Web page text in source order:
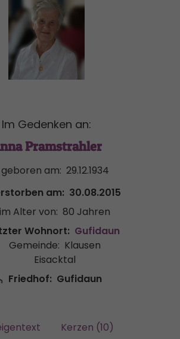
Im Gedenken an:
Pramstrahler
geboren am: 29.12.1934
am: 30.08.2015
im Alter von: 80 Jahren
Wohnort: Gufidaun
Gemeinde: Klausen
Eisacktal
Friedhof: Gufidaun
Kerzen (10)